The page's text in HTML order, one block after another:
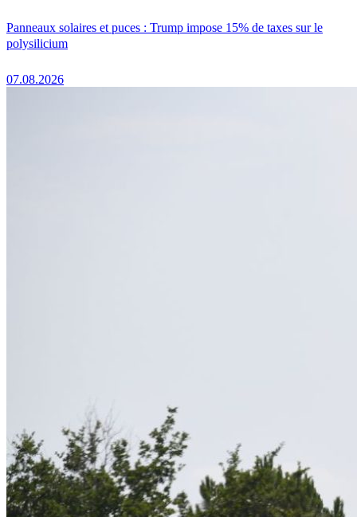
Panneaux solaires et puces : Trump impose 15% de taxes sur le
polysilicium
07.08.2026